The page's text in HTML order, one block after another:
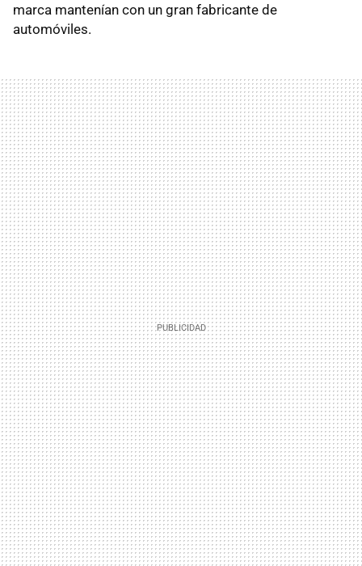
marca mantenían con un gran fabricante de
automóviles.